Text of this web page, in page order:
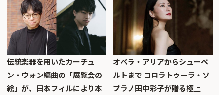
伝統楽器を用いたカーチュ
ン・ウォン編曲の「展覧会の
絵」が、日本フィルにより本
オペラ・アリアからシューベ
ルトまで コロラトゥーラ・ソ
プラノ田中彩子が贈る極上